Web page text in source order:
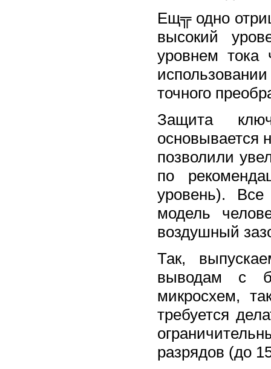
Ещ╦ одно
высокий
уровнем тока
точного
Защита
основывается
позволили
по
уровень).
модель
воздушный
Так,
выводам с
микросхем,
требуется
разрядов (до